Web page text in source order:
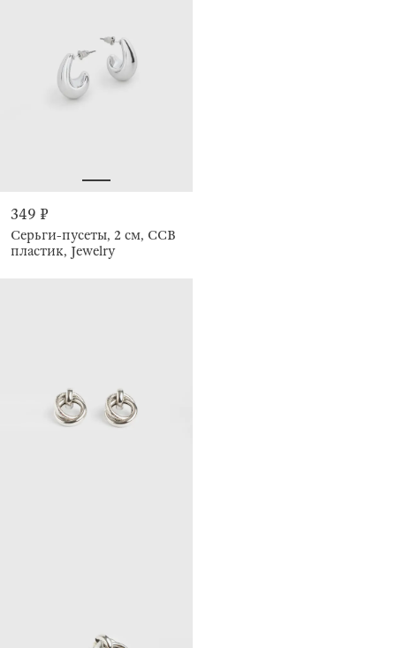
349 ₽
Серьги-пусеты, 2 см, CCB
пластик, Jewelry